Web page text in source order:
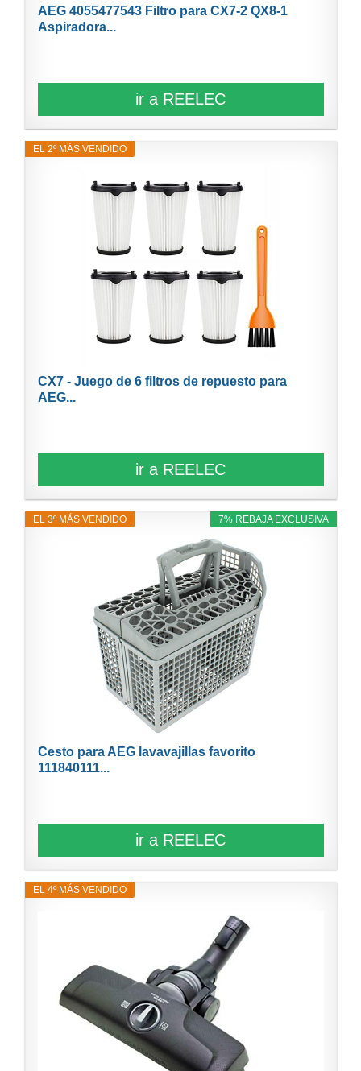
AEG 4055477543 Filtro para CX7-2 QX8-1
Aspiradora...
ir a REELEC
EL 2º MÁS VENDIDO
CX7 - Juego de 6 filtros de repuesto para
AEG...
ir a REELEC
7% REBAJA EXCLUSIVA
EL 3º MÁS VENDIDO
Cesto para AEG lavavajillas favorito
111840111...
ir a REELEC
EL 4º MÁS VENDIDO